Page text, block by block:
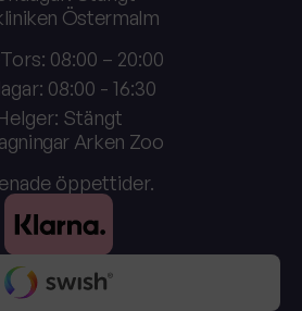
Östermalm
08:00 – 20:00
08:00 - 16:30
Stängt
Arken Zoo
öppettider.